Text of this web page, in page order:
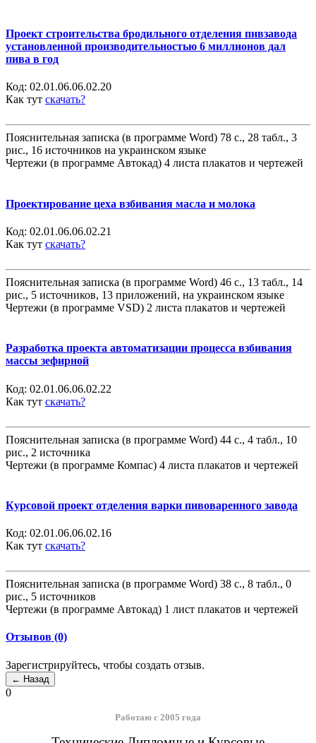
Проект строительства бродильного отделения пивзавода
установленной производительностью 6 миллионов дал
пива в год
Код: 02.01.06.06.02.20
Как тут скачать?
Пояснительная записка (в программе Word) 78 с., 28 табл., 3
рис., 16 источников на украинском языке
Чертежи (в программе Автокад) 4 листа плакатов и чертежей
Проектирование цеха взбивания масла и молока
Код: 02.01.06.06.02.21
Как тут скачать?
Пояснительная записка (в программе Word) 46 с., 13 табл., 14
рис., 5 источников, 13 приложений, на украинском языке
Чертежи (в программе VSD) 2 листа плакатов и чертежей
Разработка проекта автоматизации процесса взбивания
массы зефирной
Код: 02.01.06.06.02.22
Как тут скачать?
Пояснительная записка (в программе Word) 44 с., 4 табл., 10
рис., 2 источника
Чертежи (в программе Компас) 4 листа плакатов и чертежей
Курсовой проект отделения варки пивоваренного завода
Код: 02.01.06.06.02.16
Как тут скачать?
Пояснительная записка (в программе Word) 38 с., 8 табл., 0
рис., 5 источников
Чертежи (в программе Автокад) 1 лист плакатов и чертежей
Отзывов (0)
Зарегистрируйтесь, чтобы создать отзыв.
0
Работаю с 2005 года